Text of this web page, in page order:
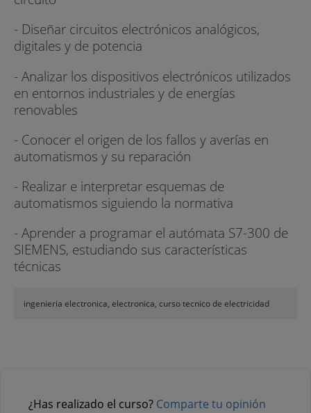
- Diseñar circuitos electrónicos analógicos,
digitales y de potencia
- Analizar los dispositivos electrónicos utilizados
en entornos industriales y de energías
renovables
- Conocer el origen de los fallos y averías en
automatismos y su reparación
- Realizar e interpretar esquemas de
automatismos siguiendo la normativa
- Aprender a programar el autómata S7-300 de
SIEMENS, estudiando sus características
técnicas
ingenieria electronica, electronica, curso tecnico de electricidad
¿Has realizado el curso? Comparte tu opinión